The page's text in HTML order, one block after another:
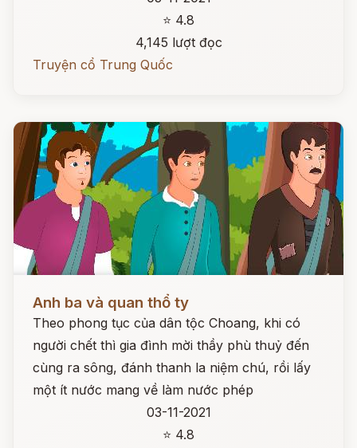
⭐ 4.8
4,145 lượt đọc
Truyện cổ Trung Quốc
Anh ba và quan thổ ty
Theo phong tục của dân tộc Choang, khi có
người chết thì gia đình mời thầy phù thuỷ đến
cùng ra sông, đánh thanh la niệm chú, rồi lấy
một ít nước mang về làm nước phép
03-11-2021
⭐ 4.8